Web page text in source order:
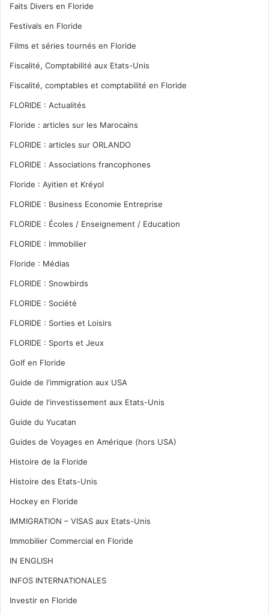
Faits Divers en Floride
Festivals en Floride
Films et séries tournés en Floride
Fiscalité, Comptabilité aux Etats-Unis
Fiscalité, comptables et comptabilité en Floride
FLORIDE : Actualités
Floride : articles sur les Marocains
FLORIDE : articles sur ORLANDO
FLORIDE : Associations francophones
Floride : Ayitien et Kréyol
FLORIDE : Business Economie Entreprise
FLORIDE : Écoles / Enseignement / Education
FLORIDE : Immobilier
Floride : Médias
FLORIDE : Snowbirds
FLORIDE : Société
FLORIDE : Sorties et Loisirs
FLORIDE : Sports et Jeux
Golf en Floride
Guide de l'immigration aux USA
Guide de l'investissement aux Etats-Unis
Guide du Yucatan
Guides de Voyages en Amérique (hors USA)
Histoire de la Floride
Histoire des Etats-Unis
Hockey en Floride
IMMIGRATION – VISAS aux Etats-Unis
Immobilier Commercial en Floride
IN ENGLISH
INFOS INTERNATIONALES
Investir en Floride